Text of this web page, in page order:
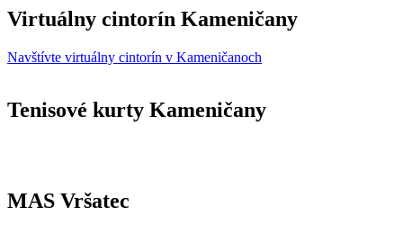
Virtuálny cintorín Kameničany
Navštívte virtuálny cintorín v Kameničanoch
Tenisové kurty Kameničany
MAS Vršatec